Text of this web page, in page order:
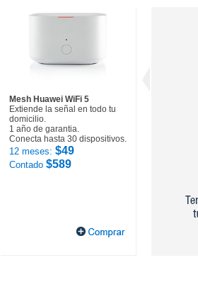
Mesh Huawei WiFi 5
Extiende la señal en todo tu
domicilio.
1 año de garantia.
Conecta hasta 30 dispositivos.
12 meses: $49
Contado $589